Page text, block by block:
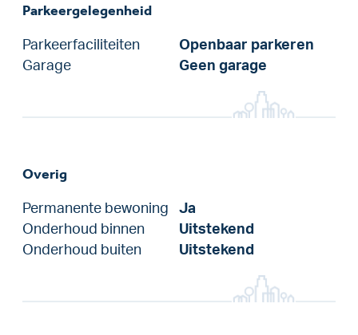
Parkeergelegenheid
Parkeerfaciliteiten
Openbaar parkeren
Garage
Geen garage
Overig
Permanente bewoning
Ja
Onderhoud binnen
Uitstekend
Onderhoud buiten
Uitstekend